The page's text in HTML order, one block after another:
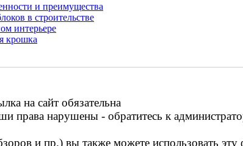
и преимущества
в строительстве
интерьере
крошка
на сайт обязательна
права нарушены - обратитесь к
и пр.) вы также можете использовать